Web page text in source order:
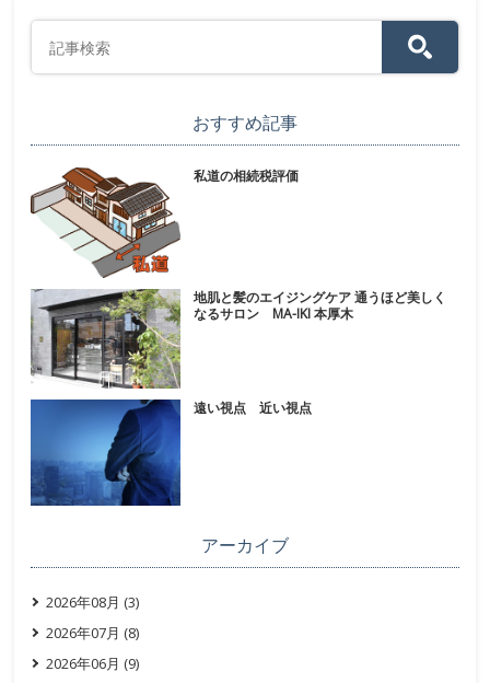
おすすめ記事
私道の相続税評価
地肌と髪のエイジングケア 通うほど美しく
なるサロン MA-IKI 本厚木
遠い視点 近い視点
アーカイブ
2026年08月 (3)
2026年07月 (8)
2026年06月 (9)